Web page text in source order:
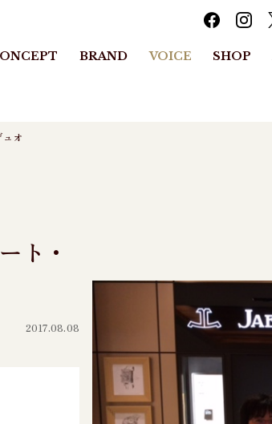
BRAND VOICE SHOP
オ
ト・
2017.08.08